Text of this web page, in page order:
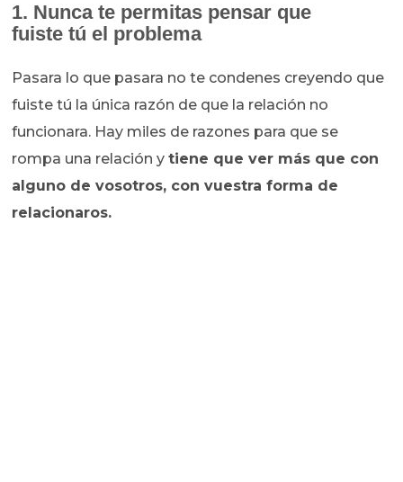
1. Nunca te permitas pensar que
fuiste tú el problema
Pasara lo que pasara no te condenes creyendo que
fuiste tú la única razón de que la relación no
funcionara. Hay miles de razones para que se
rompa una relación ytiene que ver más que con
alguno de vosotros, con vuestra forma de
relacionaros.